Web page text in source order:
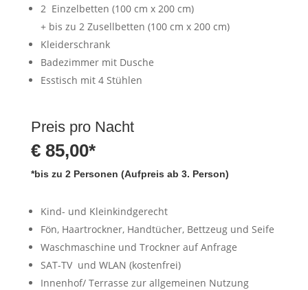
2 Einzelbetten (100 cm x 200 cm)
+ bis zu 2 Zusellbetten (100 cm x 200 cm)
Kleiderschrank
Badezimmer mit Dusche
Esstisch mit 4 Stühlen
Preis pro Nacht
€ 85,00*
*bis zu 2 Personen (Aufpreis ab 3. Person)
Kind- und Kleinkindgerecht
Fön, Haartrockner, Handtücher, Bettzeug und Seife
Waschmaschine und Trockner auf Anfrage
SAT-TV und WLAN (kostenfrei)
Innenhof/ Terrasse zur allgemeinen Nutzung